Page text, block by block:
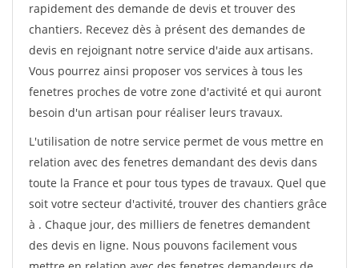
rapidement des demande de devis et trouver des
chantiers. Recevez dès à présent des demandes de
devis en rejoignant notre service d'aide aux artisans.
Vous pourrez ainsi proposer vos services à tous les
fenetres proches de votre zone d'activité et qui auront
besoin d'un artisan pour réaliser leurs travaux.
L'utilisation de notre service permet de vous mettre en
relation avec des fenetres demandant des devis dans
toute la France et pour tous types de travaux. Quel que
soit votre secteur d'activité, trouver des chantiers grâce
à . Chaque jour, des milliers de fenetres demandent
des devis en ligne. Nous pouvons facilement vous